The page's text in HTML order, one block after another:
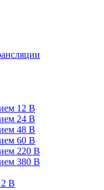
12 В
24 В
48 В
60 В
220 В
380 В
В